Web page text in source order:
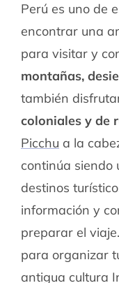
Perú es uno de
encontrar una
para visitar y
montañas,
también
coloniales y de
Picchu a la
continúa siendo
destinos
información y
preparar el
para organizar
antigua cultura